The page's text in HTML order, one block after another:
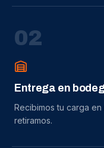
02
Entrega en
Recibimos tu carga
retiramos.